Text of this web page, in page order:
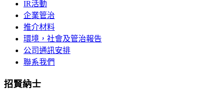
IR活動
企業管治
推介材料
環境，社會及管治報告
公司通訊安排
聯系我們
招賢納士